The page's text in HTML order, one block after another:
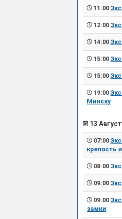
11:00
12:00
14:00
15:00
15:00
19:00
Минску
13
07:00
крепость
08:00
09:00
09:00
замки